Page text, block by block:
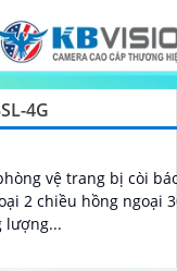
4G
vệ trang bị còi
lượng...